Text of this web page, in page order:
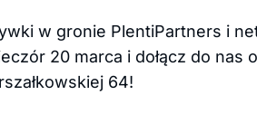
w gronie PlentiPartners i
20 marca i dołącz do nas
64!